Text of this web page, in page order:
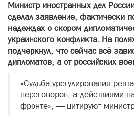
Министр иностранных дел
сделал заявление, фактически
надеждах о скором
украинского конфликта. На
подчеркнул, что сейчас всё
дипломатов, а от российских
«Судьба урегулирования
переговоров, а действиями
фронте», — цитируют